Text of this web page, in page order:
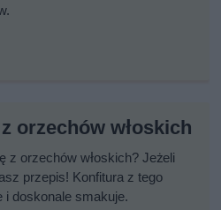
orzechów włoskich
z orzechów włoskich? Jeżeli
przepis! Konfitura z tego
i doskonale smakuje.